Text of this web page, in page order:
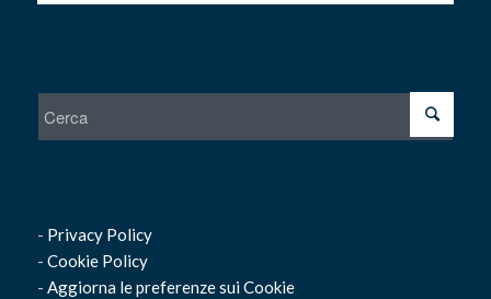
- Privacy Policy
- Cookie Policy
- Aggiorna le preferenze sui Cookie